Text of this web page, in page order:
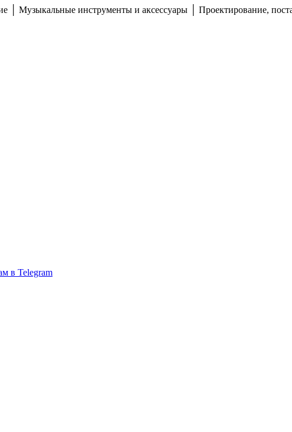
│ Музыкальные инструменты и аксессуары │ Проектирование,
в Telegram